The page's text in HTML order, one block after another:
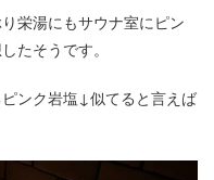
栄湯にもサウナ室にピン
たそうです。
ンク岩塩↓似てると言えば